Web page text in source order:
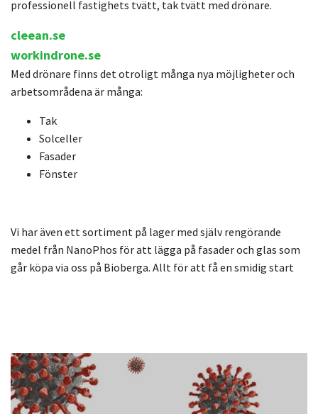
professionell fastighets tvätt, tak tvätt med drönare.
cleean.se
workindrone.se
Med drönare finns det otroligt många nya möjligheter och
arbetsområdena är många:
Tak
Solceller
Fasader
Fönster
Vi har även ett sortiment på lager med själv rengörande
medel från NanoPhos för att lägga på fasader och glas som
går köpa via oss på Bioberga. Allt för att få en smidig start